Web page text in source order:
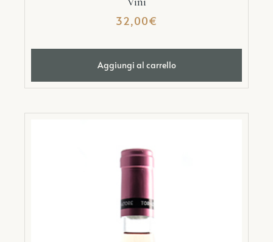
32,00€
Aggiungi al carrello